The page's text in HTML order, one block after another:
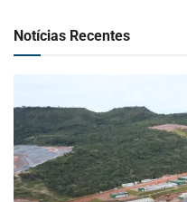
Notícias Recentes